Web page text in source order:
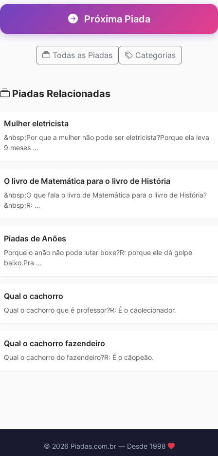
Próxima Piada
Todas as Piadas Categorias
Piadas Relacionadas
Mulher eletricista
&nbsp;Por que a mulher não pode ser eletricista?Porque ela leva
9 meses …
O livro de Matemática para o livro de História
&nbsp;O que fala o livro de Matemática para o livro de História?
&nbsp;R: …
Piadas de Anões
Porque o anão não pode lutar boxe?R: porque ele dá golpe
baixo.Pra …
Qual o cachorro
Qual o cachorro que é professor?R: É o cãolecionador.
Qual o cachorro fazendeiro
Qual o cachorro do fazendeiro?R: É o cãopeão.
© 2026 Piadas.com.br — Desde 1998